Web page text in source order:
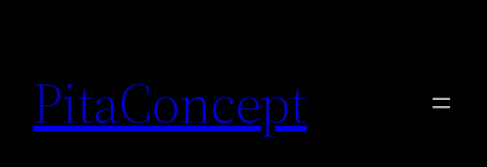
springen
PitaConcept